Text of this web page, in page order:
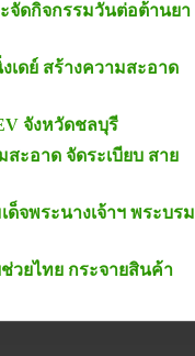
จัดกิจกรรมวันต่อต้านยา
ดย์ สร้างความสะอาด
จังหวัดชลบุรี
ะอาด จัดระเบียบ สาย
จพระนางเจ้าฯ พระบรม
วยไทย กระจายสินค้า